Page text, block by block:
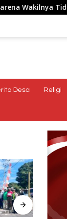
Tidak Hadir
Desa Religi